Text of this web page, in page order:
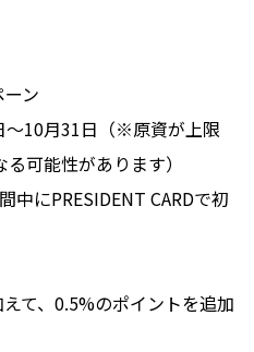
ン
〜10月31日（※原資が上限
可能性があります）
中にPRESIDENT CARDで初
て、0.5%のポイントを追加